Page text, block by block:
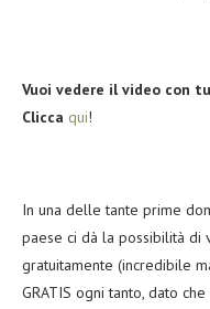
Vuoi vedere il video con
Clicca qui!
In una delle tante prime
paese ci dà la possibilità di
gratuitamente (incredibile
GRATIS ogni tanto, dato